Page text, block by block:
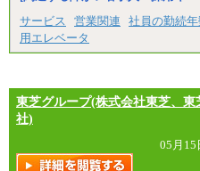
※3…愛知県、静岡
※4…北海道、宮城
潟県、富山県、
県、福島県、山形
・月給には一律地
（一律地域手当
・試用期間中も給
サービス
営業関連 社員の勤続
用エレベータ
東芝グループ(株式会社東芝、
社)
05月